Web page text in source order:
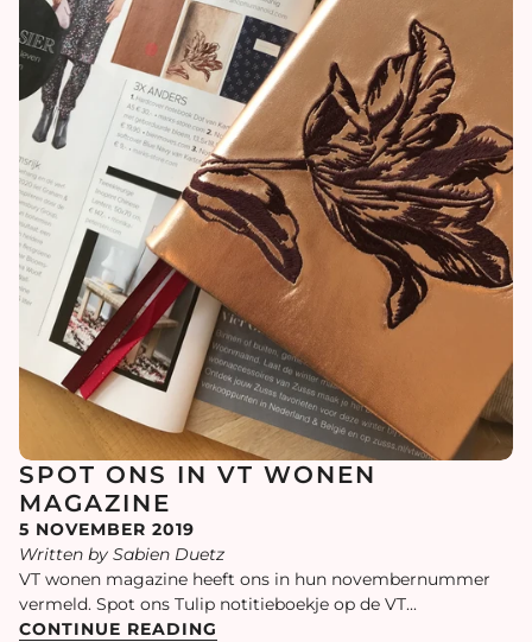
SPOT ONS IN VT WONEN
MAGAZINE
5 NOVEMBER 2019
Written by Sabien Duetz
VT wonen magazine heeft ons in hun novembernummer
vermeld. Spot ons Tulip notitieboekje op de VT...
CONTINUE READING